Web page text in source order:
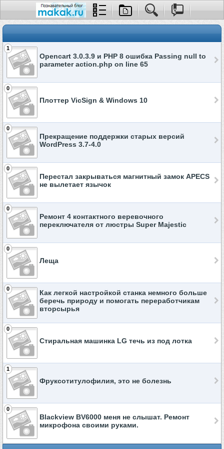
1
Opencart 3.0.3.9 и PHP 8 ошибка Passing null to
parameter action.php on line 65
0
Плоттер VicSign & Windows 10⁠⁠
0
Прекращение поддержки старых версий
WordPress 3.7-4.0
0
Перестал закрываться магнитный замок APECS
не вылетает язычок
0
Ремонт 4 контактного веревочного
переключателя от люстры Super Majestic
0
Леща
0
Как легкой настройкой станка немного больше
беречь природу и помогать переработчикам
вторсырья
0
Стиральная машинка LG течь из под лотка
1
Фруксотитулофилия, это не болезнь
0
Blackview BV6000 меня не слышат. Ремонт
микрофона своими руками.